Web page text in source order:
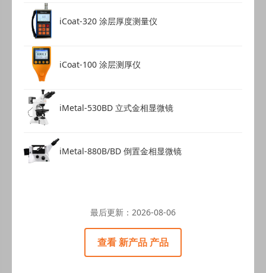
iCoat-320 涂层厚度测量仪
iCoat-100 涂层测厚仪
iMetal-530BD 立式金相显微镜
iMetal-880B/BD 倒置金相显微镜
最后更新： 2026-08-06
查看 新产品 产品